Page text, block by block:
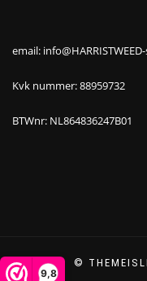
9,8
email:
Kvk nummer: 88959732
BTWnr: NL864836247B01
©